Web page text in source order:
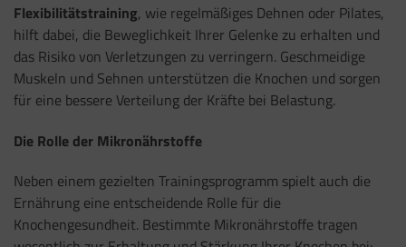
Flexibilitätstraining, wie regelmäßiges Dehnen oder Pilates,
hilft dabei, die Beweglichkeit Ihrer Gelenke zu erhalten und
das Risiko von Verletzungen zu verringern. Geschmeidige
Muskeln und Sehnen unterstützen die Knochen und sorgen
für eine bessere Verteilung der Kräfte bei Belastung.
Die Rolle der Mikronährstoffe
Neben einem gezielten Trainingsprogramm spielt auch die
Ernährung eine entscheidende Rolle für die
Knochengesundheit. Bestimmte Mikronährstoffe tragen